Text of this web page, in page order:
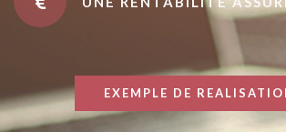
EXEMPLE DE